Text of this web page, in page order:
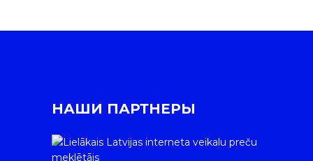
НАШИ ПАРТНЕРЫ